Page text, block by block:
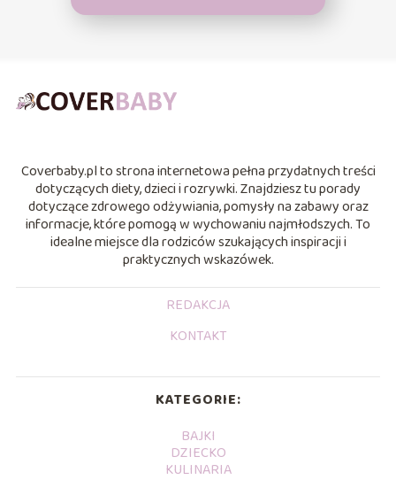
Coverbaby.pl to strona internetowa pełna przydatnych treści
dotyczących diety, dzieci i rozrywki. Znajdziesz tu porady
dotyczące zdrowego odżywiania, pomysły na zabawy oraz
informacje, które pomogą w wychowaniu najmłodszych. To
idealne miejsce dla rodziców szukających inspiracji i
praktycznych wskazówek.
REDAKCJA
KONTAKT
KATEGORIE:
BAJKI
DZIECKO
KULINARIA